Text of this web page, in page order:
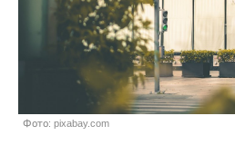
Фото: pixabay.com